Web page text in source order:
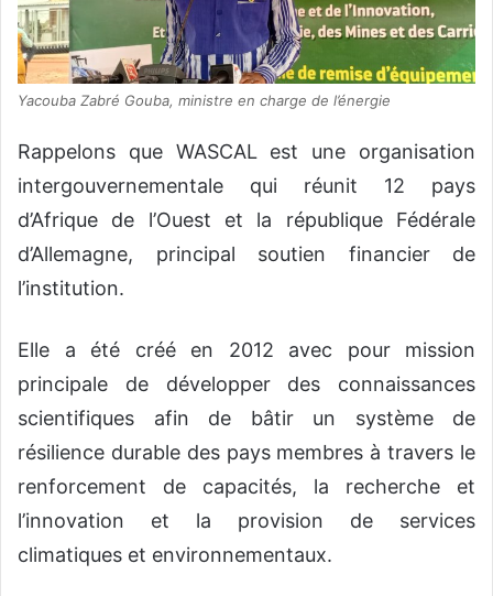
Yacouba Zabré Gouba, ministre en charge de l’énergie
Rappelons que WASCAL est une organisation
intergouvernementale qui réunit 12 pays
d’Afrique de l’Ouest et la république Fédérale
d’Allemagne, principal soutien financier de
l’institution.
Elle a été créé en 2012 avec pour mission
principale de développer des connaissances
scientifiques afin de bâtir un système de
résilience durable des pays membres à travers le
renforcement de capacités, la recherche et
l’innovation et la provision de services
climatiques et environnementaux.